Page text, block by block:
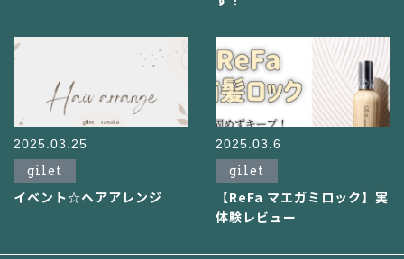
2025.03.25
gilet
イベント☆ヘアアレンジ
2025.03.6
gilet
【ReFa マエガミロック】実
体験レビュー